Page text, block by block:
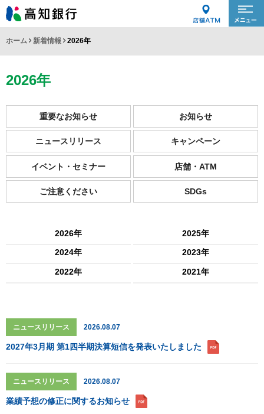
ホーム 新着情報 2026年
2026年
重要なお知らせ お知らせ
ニュースリリース キャンペーン
イベント・セミナー 店舗・ATM
ご注意ください SDGs
2026年 2025年
2024年 2023年
2022年 2021年
ニュースリリース 2026.08.07
2027年3月期 第1四半期決算短信を発表いたしました
ニュースリリース 2026.08.07
業績予想の修正に関するお知らせ